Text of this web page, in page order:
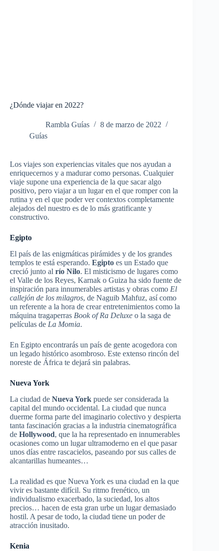
¿Dónde viajar en 2022?
Rambla Guías
8 de marzo de 2022
Guías
Los viajes son experiencias vitales que nos ayudan a
enriquecernos y a madurar como personas. Cualquier
viaje supone una experiencia de la que sacar algo
positivo, pero viajar a un lugar en el que romper con la
rutina y en el que poder ver contextos completamente
alejados del nuestro es de lo más gratificante y
constructivo.
Egipto
El país de las enigmáticas pirámides y de los grandes
templos te está esperando. Egipto es un Estado que
creció junto al río Nilo. El misticismo de lugares como
el Valle de los Reyes, Karnak o Guiza ha sido fuente de
inspiración para innumerables artistas y obras como El
callejón de los milagros, de Naguib Mahfuz, así como
un referente a la hora de crear entretenimientos como la
máquina tragaperras Book of Ra Deluxe o la saga de
películas de La Momia.
En Egipto encontrarás un país de gente acogedora con
un legado histórico asombroso. Este extenso rincón del
noreste de África te dejará sin palabras.
Nueva York
La ciudad de Nueva York puede ser considerada la
capital del mundo occidental. La ciudad que nunca
duerme forma parte del imaginario colectivo y despierta
tanta fascinación gracias a la industria cinematográfica
de Hollywood, que la ha representado en innumerables
ocasiones como un lugar ultramoderno en el que pasar
unos días entre rascacielos, paseando por sus calles de
alcantarillas humeantes…
La realidad es que Nueva York es una ciudad en la que
vivir es bastante difícil. Su ritmo frenético, un
individualismo exacerbado, la suciedad, los altos
precios… hacen de esta gran urbe un lugar demasiado
hostil. A pesar de todo, la ciudad tiene un poder de
atracción inusitado.
Kenia